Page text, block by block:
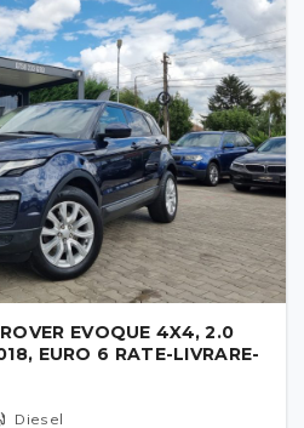
EVOQUE 4X4, 2.0
EURO 6 RATE-LIVRARE-
Diesel